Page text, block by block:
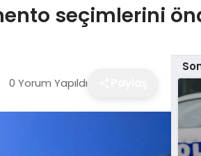
seçimlerini
0 Yorum Yapıldı